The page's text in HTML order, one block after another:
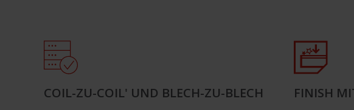
COIL-ZU-COIL' UND BLECH-ZU-BLECH FINISH